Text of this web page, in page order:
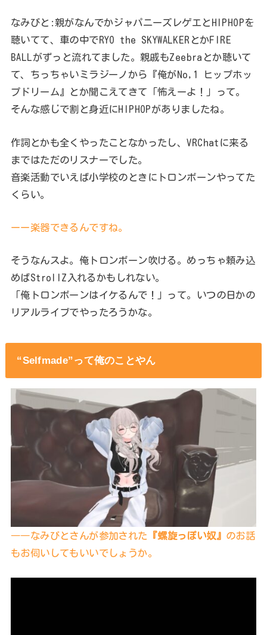
なみびと:親がなんでかジャパニーズレゲエとHIPHOPを
聴いてて、車の中でRYO the SKYWALKERとかFIRE
BALLがずっと流れてました。親戚もZeebraとか聴いて
て、ちっちゃいミラジーノから『俺がNo,1 ヒップホッ
プドリーム』とか聞こえてきて「怖えーよ！」って。
そんな感じで割と身近にHIPHOPがありましたね。
作詞とかも全くやったことなかったし、VRChatに来る
まではただのリスナーでした。
音楽活動でいえば小学校のときにトロンボーンやってた
くらい。
ーー楽器できるんですね。
そうなんスよ。俺トロンボーン吹ける。めっちゃ頼み込
めばStrollZ入れるかもしれない。
「俺トロンボーンはイケるんで！」って。いつの日かの
リアルライブでやったろうかな。
“Selfmade”って俺のことやん
――なみびとさんが参加された 『螺旋っぽい奴』 のお話
もお伺いしてもいいでしょうか。